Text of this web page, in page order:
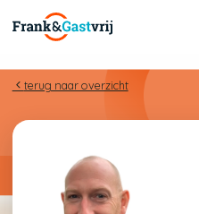
terug naar overzicht